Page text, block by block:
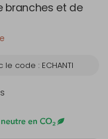
branches et de
le code : ECHANTI